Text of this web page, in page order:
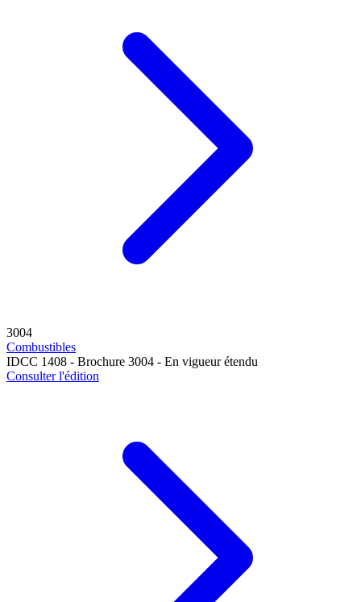
3004
Combustibles
IDCC 1408 - Brochure 3004 - En vigueur étendu
Consulter l'édition